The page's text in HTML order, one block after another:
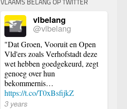
VLAAMS BELANG OP TWITTER
vlbelang
@vlbelang
"Dat Groen, Vooruit en Open
Vld'ers zoals Verhofstadt deze
wet hebben goedgekeurd, zegt
genoeg over hun
bekommernis…
https://t.co/T0xBsfijkZ
3 years